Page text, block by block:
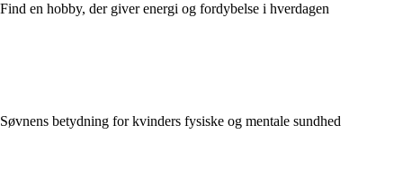
Find en hobby, der giver energi og fordybelse i hverdagen
Søvnens betydning for kvinders fysiske og mentale sundhed